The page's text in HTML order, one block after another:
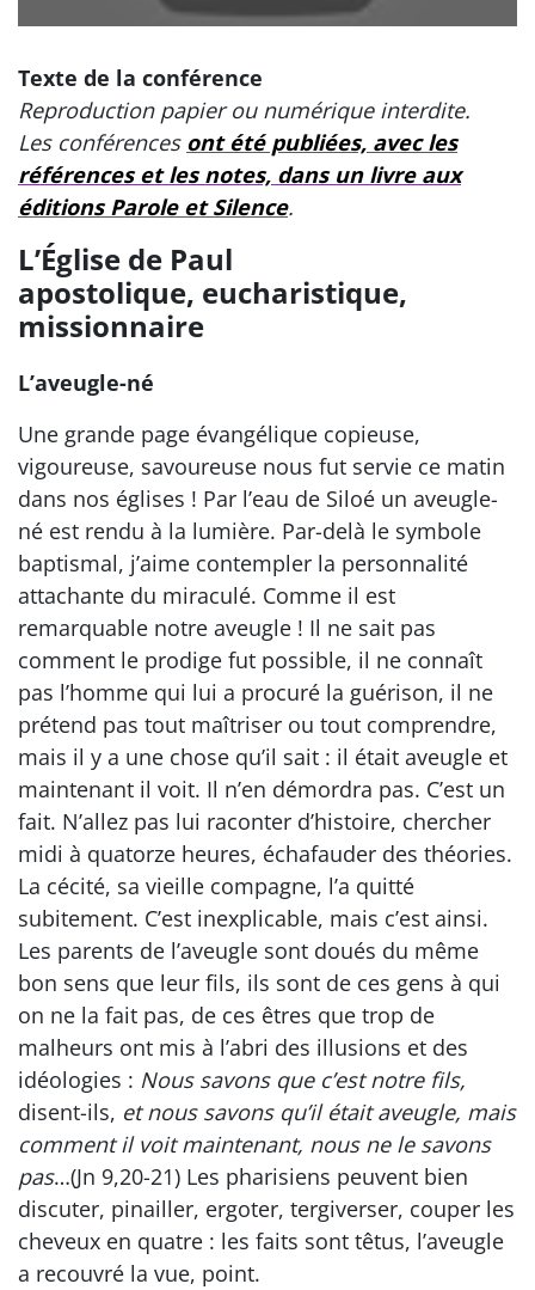
Texte de la conférence
Reproduction papier ou numérique interdite.
Les conférences ont été publiées, avec les
références et les notes, dans un livre aux
éditions Parole et Silence.
L’Église de Paul
apostolique, eucharistique,
missionnaire
L’aveugle-né
Une grande page évangélique copieuse,
vigoureuse, savoureuse nous fut servie ce matin
dans nos églises ! Par l’eau de Siloé un aveugle-
né est rendu à la lumière. Par-delà le symbole
baptismal, j’aime contempler la personnalité
attachante du miraculé. Comme il est
remarquable notre aveugle ! Il ne sait pas
comment le prodige fut possible, il ne connaît
pas l’homme qui lui a procuré la guérison, il ne
prétend pas tout maîtriser ou tout comprendre,
mais il y a une chose qu’il sait : il était aveugle et
maintenant il voit. Il n’en démordra pas. C’est un
fait. N’allez pas lui raconter d’histoire, chercher
midi à quatorze heures, échafauder des théories.
La cécité, sa vieille compagne, l’a quitté
subitement. C’est inexplicable, mais c’est ainsi.
Les parents de l’aveugle sont doués du même
bon sens que leur fils, ils sont de ces gens à qui
on ne la fait pas, de ces êtres que trop de
malheurs ont mis à l’abri des illusions et des
idéologies : Nous savons que c’est notre fils,
disent-ils, et nous savons qu’il était aveugle, mais
comment il voit maintenant, nous ne le savons
pas…(Jn 9,20-21) Les pharisiens peuvent bien
discuter, pinailler, ergoter, tergiverser, couper les
cheveux en quatre : les faits sont têtus, l’aveugle
a recouvré la vue, point.